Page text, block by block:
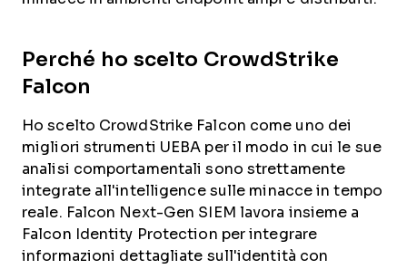
Perché ho scelto CrowdStrike
Falcon
Ho scelto CrowdStrike Falcon come uno dei
migliori strumenti UEBA per il modo in cui le sue
analisi comportamentali sono strettamente
integrate all'intelligence sulle minacce in tempo
reale. Falcon Next-Gen SIEM lavora insieme a
Falcon Identity Protection per integrare
informazioni dettagliate sull'identità con